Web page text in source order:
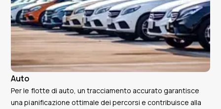
Auto
Per le flotte di auto, un tracciamento accurato garantisce
una pianificazione ottimale dei percorsi e contribuisce alla